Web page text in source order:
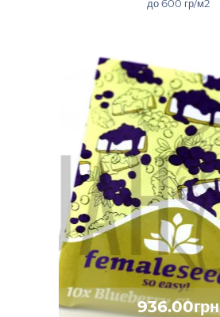
до 600 гр/м2
936.00грн